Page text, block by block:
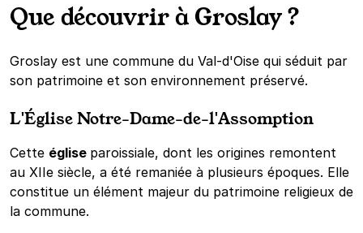
Que découvrir à Groslay ?
Groslay est une commune du Val-d'Oise qui séduit par
son patrimoine et son environnement préservé.
L'Église Notre-Dame-de-l'Assomption
Cette église paroissiale, dont les origines remontent
au XIIe siècle, a été remaniée à plusieurs époques. Elle
constitue un élément majeur du patrimoine religieux de
la commune.